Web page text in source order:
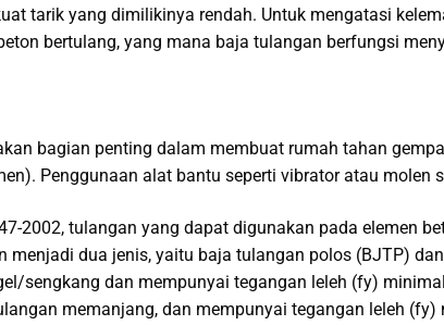
tarik yang dimilikinya rendah. Untuk mengatasi
bertulang, yang mana baja tulangan berfungsi
bagian penting dalam membuat rumah tahan
Penggunaan alat bantu seperti vibrator atau
2002, tulangan yang dapat digunakan pada elemen
menjadi dua jenis, yaitu baja tulangan polos (BJTP)
sengkang dan mempunyai tegangan leleh (fy)
memanjang, dan mempunyai tegangan leleh